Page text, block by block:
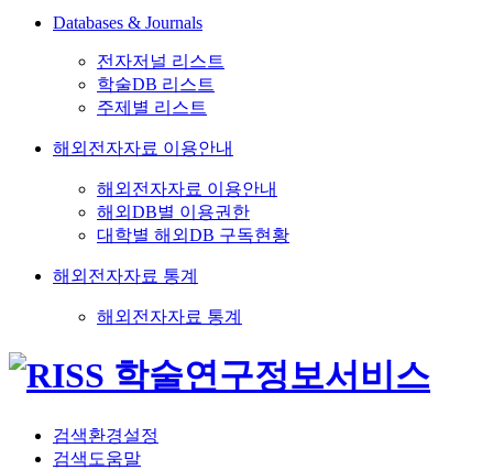
Databases & Journals
전자저널 리스트
학술DB 리스트
주제별 리스트
해외전자자료 이용안내
해외전자자료 이용안내
해외DB별 이용권한
대학별 해외DB 구독현황
해외전자자료 통계
해외전자자료 통계
검색환경설정
검색도움말